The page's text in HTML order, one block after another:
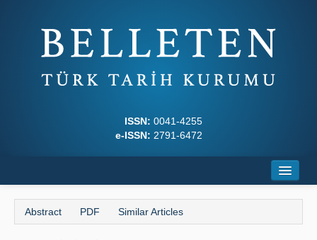
ISSN: 0041-4255
e-ISSN: 2791-6472
About
Abstract PDF Similar Articles